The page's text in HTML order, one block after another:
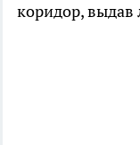
коридор,